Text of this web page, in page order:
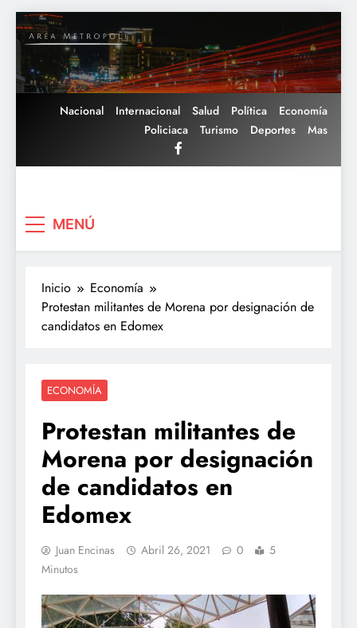
Saltar
al
contenido
Nacional Internacional Salud Política
Economía
Policiaca
Turismo Deportes Mas
MENÚ
Inicio
Economía
Protestan militantes de Morena por designación de
candidatos en Edomex
ECONOMÍA
Protestan militantes de
Morena por designación
de candidatos en
Edomex
Juan Encinas Abril 26, 2021 0
5
Minutos